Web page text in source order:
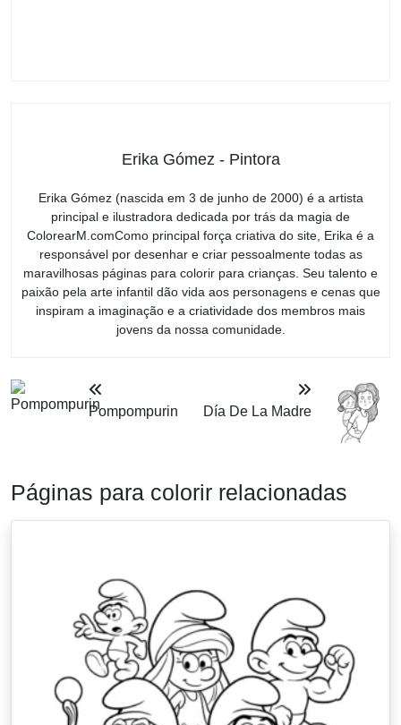
Erika Gómez - Pintora
Erika Gómez (nascida em 3 de junho de 2000) é a artista
principal e ilustradora dedicada por trás da magia de
ColorearM.comComo principal força criativa do site, Erika é a
responsável por desenhar e criar pessoalmente todas as
maravilhosas páginas para colorir para crianças. Seu talento e
paixão pela arte infantil dão vida aos personagens e cenas que
inspiram a imaginação e a criatividade dos membros mais
jovens da nossa comunidade.
Pompompurin Día De La Madre
Páginas para colorir relacionadas